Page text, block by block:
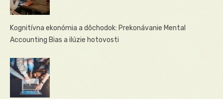
Kognitívna ekonómia a dôchodok: Prekonávanie Mental
Accounting Bias a ilúzie hotovosti